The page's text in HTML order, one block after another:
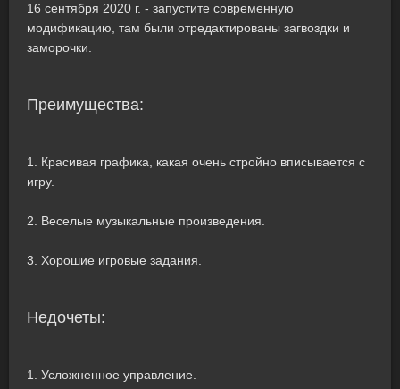
16 сентября 2020 г. - запустите современную
модификацию, там были отредактированы загвоздки и
заморочки.
Преимущества:
1. Красивая графика, какая очень стройно вписывается с
игру.
2. Веселые музыкальные произведения.
3. Хорошие игровые задания.
Недочеты:
1. Усложненное управление.